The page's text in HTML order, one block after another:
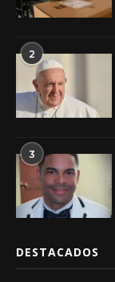
2
3
DESTACADOS